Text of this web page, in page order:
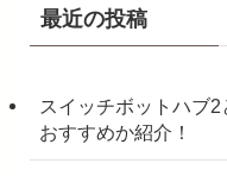
最近の投稿
スイッチボットハブ
おすすめか紹介！